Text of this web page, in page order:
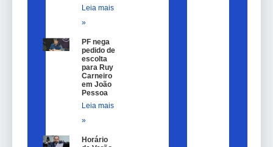
Leia mais
»
PF nega
pedido de
escolta
para Ruy
Carneiro
em João
Pessoa
Leia mais
»
Horário